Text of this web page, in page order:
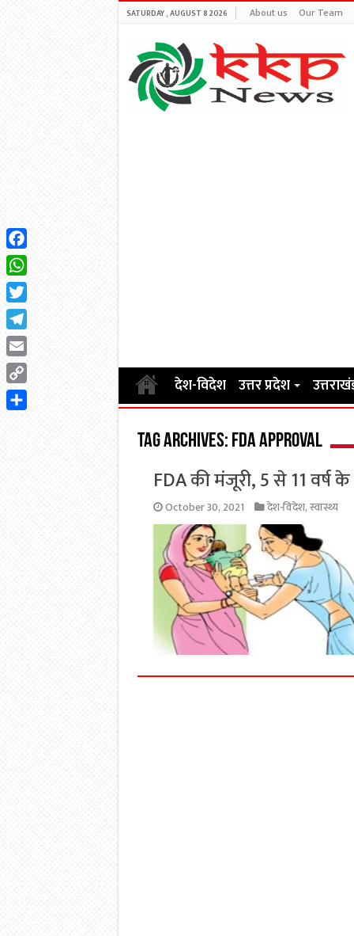
SATURDAY , AUGUST 8 2026 About us Our Team
देश-विदेश उत्तर प्रदेश
Tag Archives: FDA approval
FDA की मंजूरी, 5 से 11 वर्ष
October 30, 2021 देश-विदेश,स्वास्थ्य
Facebook
WhatsApp
Twitter
Telegram
Email
Copy
Link